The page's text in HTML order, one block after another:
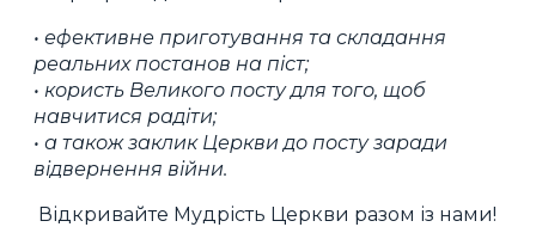
• ефективне приготування та складання
реальних постанов на піст;
• користь Великого посту для того, щоб
навчитися радіти;
• а також заклик Церкви до посту заради
відвернення війни.
Відкривайте Мудрість Церкви разом із нами!